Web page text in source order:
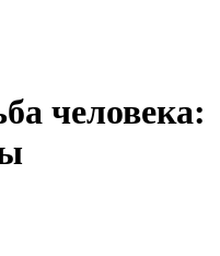
человека: